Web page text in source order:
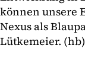
können unsere
Nexus als
Lütkemeier. (hb)